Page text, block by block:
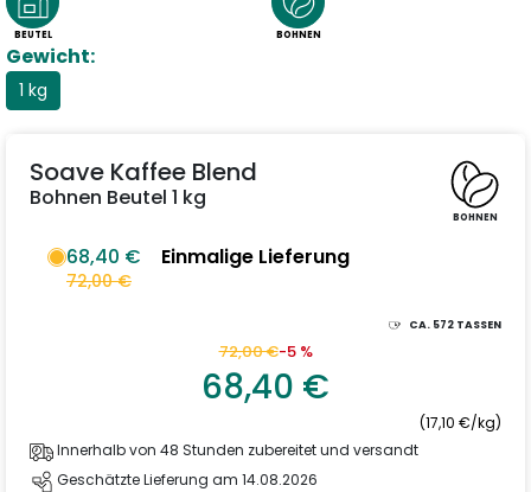
BEUTEL BOHNEN
Gewicht:
1 kg
BOHNEN
Soave Kaffee Blend
Bohnen Beutel 1 kg
68,40 €
72,00 €
Einmalige Lieferung
CA. 572 TASSEN
72,00 €-5 %
68,40 €
(17,10 €/kg)
Innerhalb von 48 Stunden zubereitet und versandt
Geschätzte Lieferung am 14.08.2026